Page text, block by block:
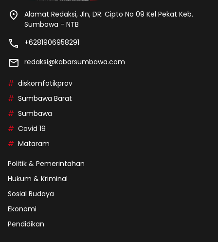
Alamat Redaksi, Jln, DR. Cipto No 09 Kel Pekat Keb.
Sumbawa - NTB
+6281906958291
redaksi@kabarsumbawa.com
diskomfotikprov
Sumbawa Barat
Sumbawa
Covid 19
Mataram
Politik & Pemerintahan
Hukum & Kriminal
Sosial Budaya
Ekonomi
Pendidikan